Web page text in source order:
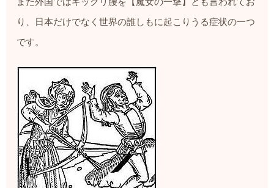
り、日本だけでなく世界の誰しもに起こりうる症状の一つ
です。